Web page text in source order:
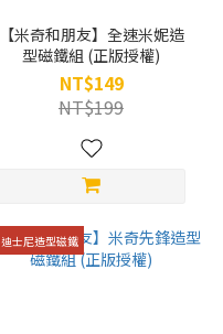
【米奇和朋友】全速米妮造
型磁鐵組 (正版授權)
NT$149
NT$199
迪士尼造型磁鐵